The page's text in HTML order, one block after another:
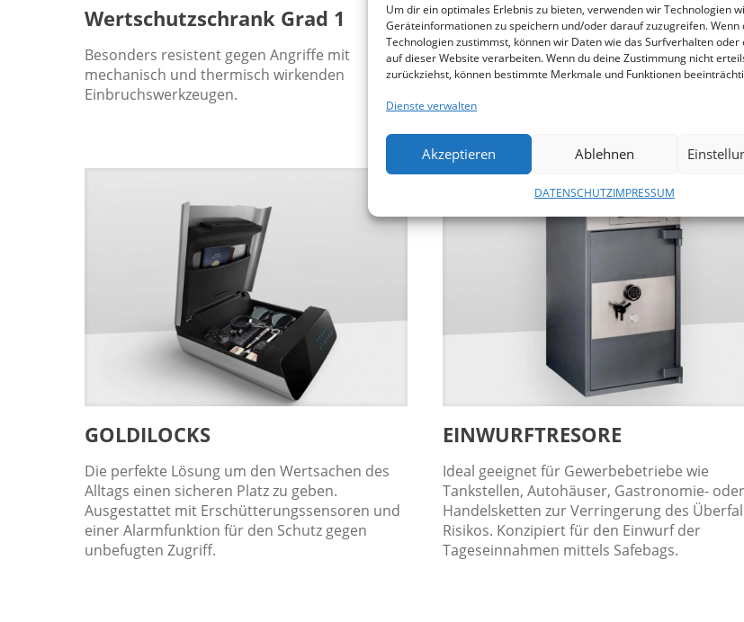
Um dir ein optimales Erlebnis zu bieten, verwenden wir Technologien
Geräteinformationen zu speichern und/oder darauf zuzugreifen. Wenn
Technologien zustimmst, können wir Daten wie das Surfverhalten oder
auf dieser Website verarbeiten. Wenn du deine Zustimmung nicht
zurückziehst, können bestimmte Merkmale und Funktionen
Dienste verwalten
Akzeptieren Ablehnen
DATENSCHUTZIMPRESSUM
Wertschutzschrank Grad 1
Besonders resistent gegen Angriffe mit
mechanisch und thermisch wirkenden
Einbruchswerkzeugen.
Wertschutzschrank Grad 2
Besonders resistent gegen Angriffe mit
mechanisch und thermisch wirkenden
GOLDILOCKS
Die perfekte Lösung um den Wertsachen des
Alltags einen sicheren Platz zu geben.
Ausgestattet mit Erschütterungssensoren und
einer Alarmfunktion für den Schutz gegen
unbefugten Zugriff.
EINWURF­TRESORE
Ideal geeignet für Gewerbebetriebe wie
Tankstellen, Autohäuser, Gastronomie- oder
Handelsketten zur Verringerung des
Risikos. Konzipiert für den Einwurf der
Tageseinnahmen mittels Safebags.